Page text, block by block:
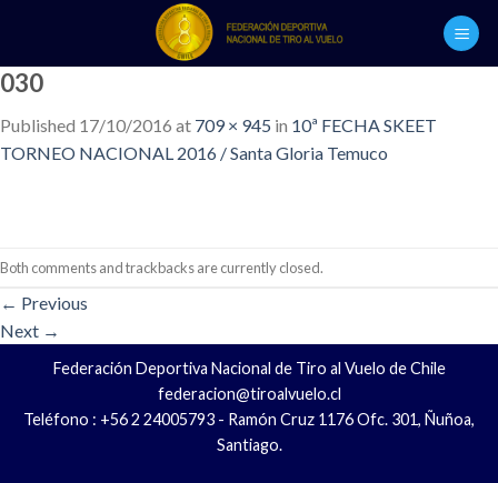
content
030
Published 17/10/2016 at 709 × 945 in 10ª FECHA SKEET
TORNEO NACIONAL 2016 / Santa Gloria Temuco
Both comments and trackbacks are currently closed.
← Previous
Next →
Federación Deportiva Nacional de Tiro al Vuelo de Chile
federacion@tiroalvuelo.cl
Teléfono : +56 2 24005793 - Ramón Cruz 1176 Ofc. 301, Ñuñoa,
Santiago.